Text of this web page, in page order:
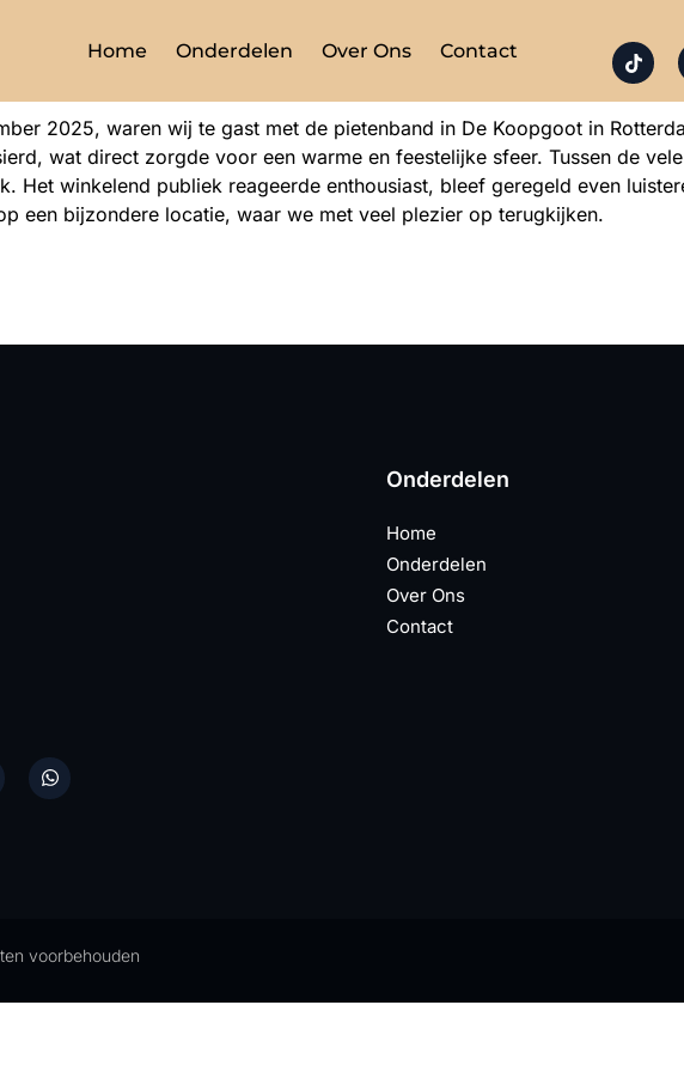
Home Onderdelen Over Ons Contact
2025, waren wij te gast met de pietenband in De Koopgoot in
wat direct zorgde voor een warme en feestelijke sfeer. Tussen de
Het winkelend publiek reageerde enthousiast, bleef geregeld even
een bijzondere locatie, waar we met veel plezier op terugkijken.
Onderdelen
Home
Onderdelen
Over Ons
Contact
voorbehouden